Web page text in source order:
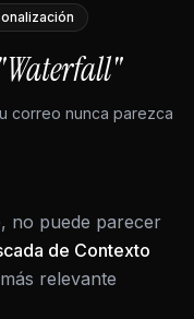
"Waterfall"
correo nunca parezca
no puede parecer
de Contexto
relevante